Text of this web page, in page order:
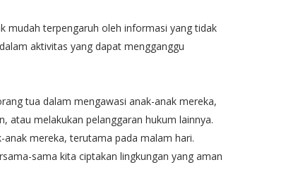
mudah terpengaruh oleh informasi yang tidak
aktivitas yang dapat mengganggu
tua dalam mengawasi anak-anak mereka,
melakukan pelanggaran hukum lainnya.
mereka, terutama pada malam hari.
sama kita ciptakan lingkungan yang aman